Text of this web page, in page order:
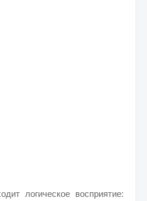
логическое восприятие: